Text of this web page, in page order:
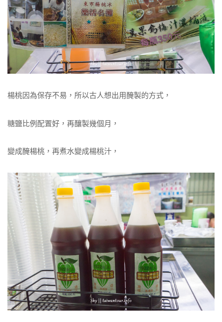
楊桃因為保存不易，所以古人想出用醃製的方式，
糖鹽比例配置好，再釀製幾個月，
變成醃楊桃，再煮水變成楊桃汁，